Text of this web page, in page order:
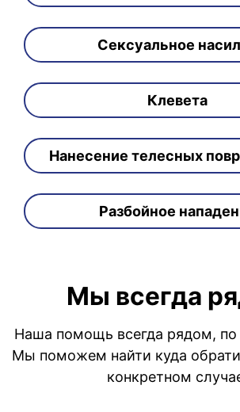
Сексуальное
Клевета
Нанесение телесных
Разбойное
Мы всегда
Наша помощь всегда рядом, по
Мы поможем найти куда
конкретном